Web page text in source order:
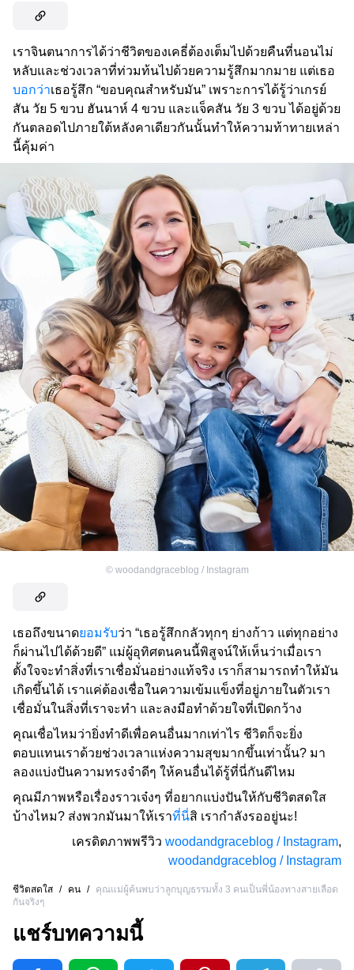
เราจินตนาการได้ว่าชีวิตของเคธี่ต้องเต็มไปด้วยคืนที่นอนไม่
หลับและช่วงเวลาที่ท่วมท้นไปด้วยความรู้สึกมากมาย แต่เธอ
บอกว่าเธอรู้สึก “ขอบคุณสำหรับมัน” เพราะการได้รู้ว่าเกรย์
สัน วัย 5 ขวบ ฮันนาห์ 4 ขวบ และแจ็คสัน วัย 3 ขวบ ได้อยู่ด้วย
กันตลอดไปภายใต้หลังคาเดียวกันนั้นทำให้ความท้าทายเหล่า
นี้คุ้มค่า
© woodandgraceblog / Instagram
เธอถึงขนาดยอมรับว่า “เธอรู้สึกกลัวทุกๆ ย่างก้าว แต่ทุกอย่าง
ก็ผ่านไปได้ด้วยดี” แม่ผู้อุทิศตนคนนี้พิสูจน์ให้เห็นว่าเมื่อเรา
ตั้งใจจะทำสิ่งที่เราเชื่อมั่นอย่างแท้จริง เราก็สามารถทำให้มัน
เกิดขึ้นได้ เราแค่ต้องเชื่อในความเข้มแข็งที่อยู่ภายในตัวเรา
เชื่อมั่นในสิ่งที่เราจะทำ และลงมือทำด้วยใจที่เปิดกว้าง
คุณเชื่อไหมว่ายิ่งทำดีเพื่อคนอื่นมากเท่าไร ชีวิตก็จะยิ่ง
ตอบแทนเราด้วยช่วงเวลาแห่งความสุขมากขึ้นเท่านั้น? มา
ลองแบ่งปันความทรงจำดีๆ ให้คนอื่นได้รู้ที่นี่กันดีไหม
คุณมีภาพหรือเรื่องราวเจ๋งๆ ที่อยากแบ่งปันให้กับชีวิตสดใส
บ้างไหม? ส่งพวกมันมาให้เราที่นี่สิ เรากำลังรออยู่นะ!
เครดิตภาพพรีวิว woodandgraceblog / Instagram,
woodandgraceblog / Instagram
ชีวิตสดใส / คน /
คุณแม่ผู้ค้นพบว่าลูกบุญธรรมทั้ง 3 คนเป็นพี่น้องทางสายเลือด
กันจริงๆ
แชร์บทความนี้